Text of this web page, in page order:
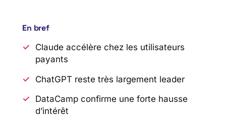
En bref
Claude accélère chez les utilisateurs
payants
ChatGPT reste très largement leader
DataCamp confirme une forte hausse
d’intérêt